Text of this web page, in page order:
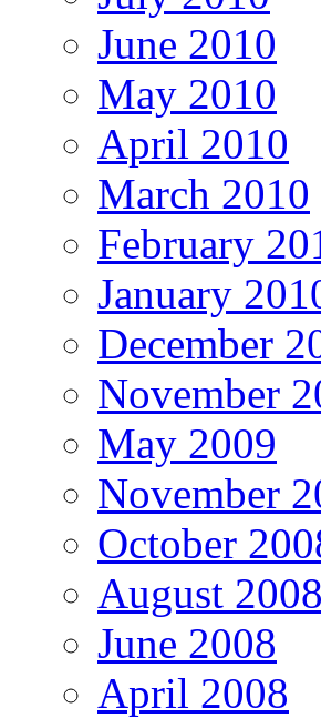
June 2010
May 2010
April 2010
March 2010
February
January
December
November
May 2009
November
October
August 2008
June 2008
April 2008